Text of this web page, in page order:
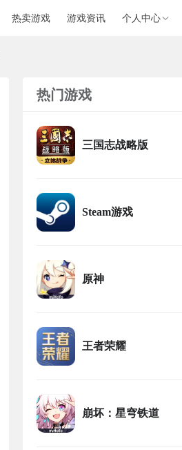
热卖游戏 游戏资讯 个人中心
热门游戏
三国志战略版
Steam游戏
原神
王者荣耀
崩坏：星穹铁道